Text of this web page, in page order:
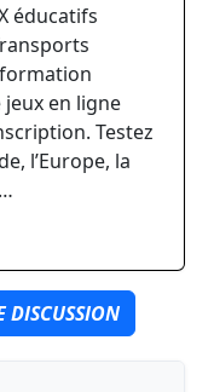
éducatifs
formation
en ligne
Testez
l’Europe, la
DISCUSSION